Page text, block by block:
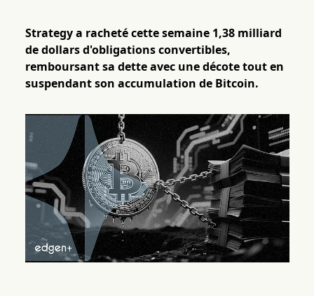
Strategy a racheté cette semaine 1,38 milliard
de dollars d'obligations convertibles,
remboursant sa dette avec une décote tout en
suspendant son accumulation de Bitcoin.